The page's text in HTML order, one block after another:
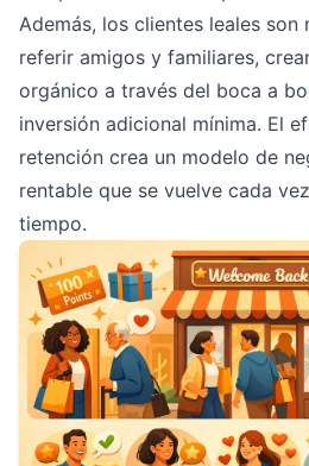
Además, los clientes leales son
referir amigos y familiares,
orgánico a través del boca a
inversión adicional mínima. El
retención crea un modelo de
rentable que se vuelve cada
tiempo.